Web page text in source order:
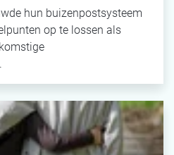
hun buizenpostsysteem
op te lossen als